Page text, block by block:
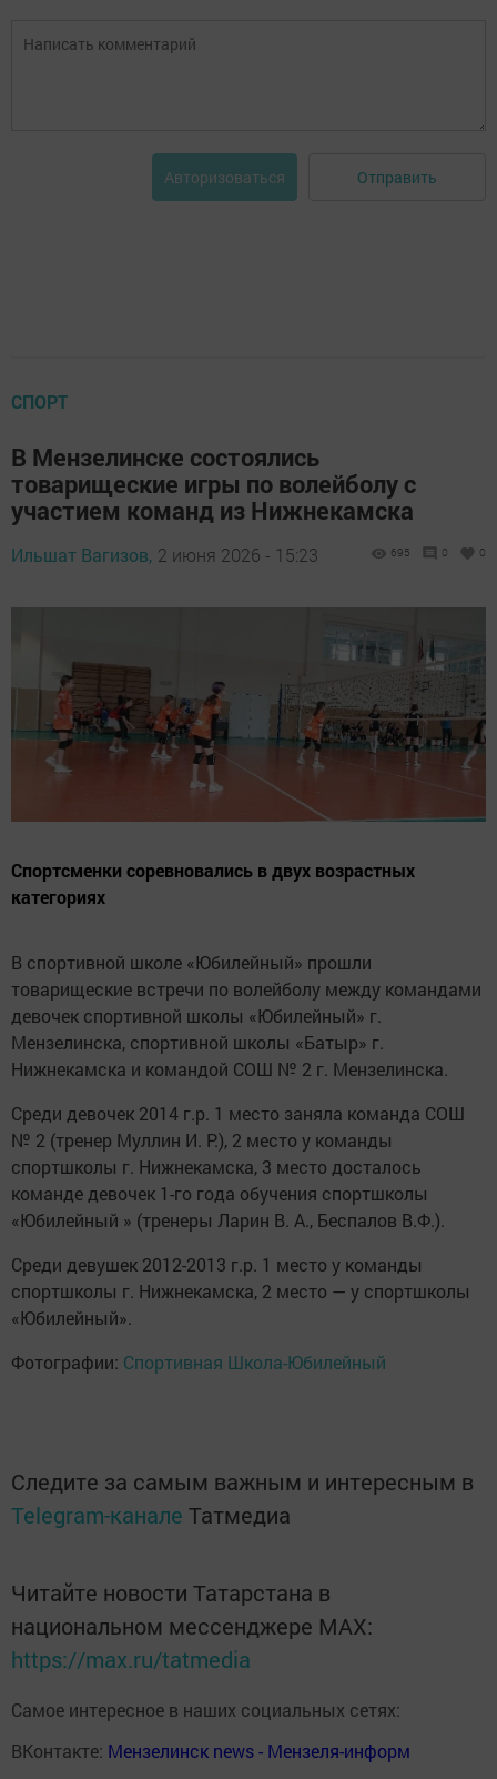
Авторизоваться Отправить
СПОРТ
В Мензелинске состоялись
товарищеские игры по волейболу с
участием команд из Нижнекамска
Ильшат Вагизов, 2 июня 2026 - 15:23 695 0 0
Спортсменки соревновались в двух возрастных
категориях
В спортивной школе «Юбилейный» прошли
товарищеские встречи по волейболу между командами
девочек спортивной школы «Юбилейный» г.
Мензелинска, спортивной школы «Батыр» г.
Нижнекамска и командой СОШ № 2 г. Мензелинска.
Среди девочек 2014 г.р. 1 место заняла команда СОШ
№ 2 (тренер Муллин И. Р.), 2 место у команды
спортшколы г. Нижнекамска, 3 место досталось
команде девочек 1-го года обучения спортшколы
«Юбилейный » (тренеры Ларин В. А., Беспалов В.Ф.).
Среди девушек 2012-2013 г.р. 1 место у команды
спортшколы г. Нижнекамска, 2 место — у спортшколы
«Юбилейный».
Фотографии: Спортивная Школа-Юбилейный
Следите за самым важным и интересным в
Telegram-канале Татмедиа
Читайте новости Татарстана в
национальном мессенджере MАХ:
https://max.ru/tatmedia
Самое интересное в наших социальных сетях:
ВКонтакте: Мензелинск news - Мензеля-информ